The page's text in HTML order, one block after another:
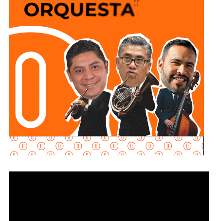
Ayuntamiento, Ángeles Rodríguez Aguirre.
La funcionaria señaló que el
Ayuntamiento de San Luis
a través de laSecretaría de Seguridad y
Protección Ciudadana y de la Dirección General de
Policía Vial y Movilidad, manti ene plena disposición para
colaborar con las instancias organizadoras y participar en
los mecanismos de coordinación que se establezcan, con
el propósito de contribuir al desarrollo ordenado del
evento y favorecer una circulación ágil y segura